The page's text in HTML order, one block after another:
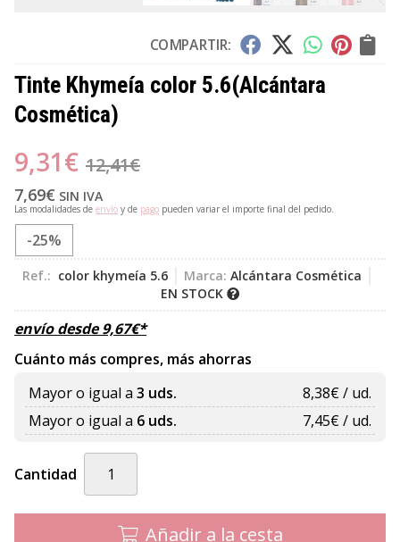
COMPARTIR:
Tinte Khymeía color 5.6(Alcántara
Cosmética)
9,31€ 12,41€
7,69€ SIN IVA
Las modalidades de envío y de pago pueden variar el importe final del pedido.
-25%
Ref.: color khymeía 5.6 Marca: Alcántara Cosmética
EN STOCK
envío desde9,67€*
Cuánto más compres, más ahorras
Mayor o igual a 3 uds. 8,38€ / ud.
Mayor o igual a 6 uds. 7,45€ / ud.
Cantidad
Añadir a la cesta